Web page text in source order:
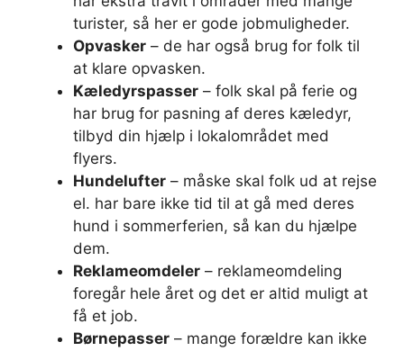
turister, så her er gode jobmuligheder.
Opvasker – de har også brug for folk til
at klare opvasken.
Kæledyrspasser – folk skal på ferie og
har brug for pasning af deres kæledyr,
tilbyd din hjælp i lokalområdet med
flyers.
Hundelufter – måske skal folk ud at rejse
el. har bare ikke tid til at gå med deres
hund i sommerferien, så kan du hjælpe
dem.
Reklameomdeler – reklameomdeling
foregår hele året og det er altid muligt at
få et job.
Børnepasser – mange forældre kan ikke